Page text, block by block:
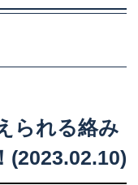
られる絡み
(2023.02.10)